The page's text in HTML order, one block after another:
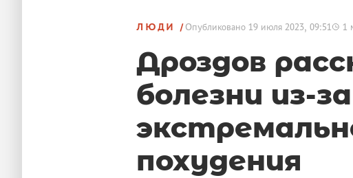
ЛЮДИ Опубликовано 19 июля 2023, 09:51 1
Дроздов
болезни из-за
похудения